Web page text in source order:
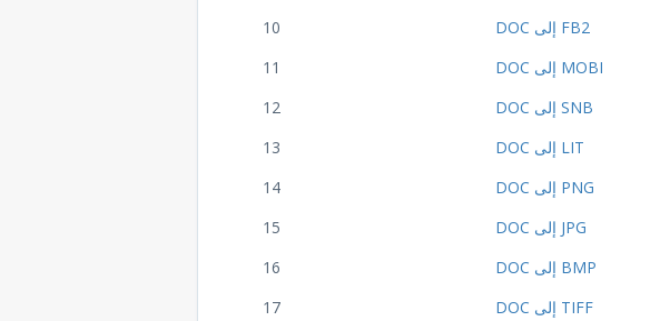
10 DOC إلى FB2
11 DOC إلى MOBI
12 DOC إلى SNB
13 DOC إلى LIT
14 DOC إلى PNG
15 DOC إلى JPG
16 DOC إلى BMP
17 DOC إلى TIFF